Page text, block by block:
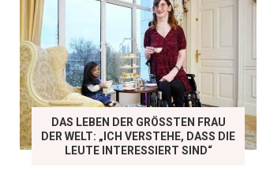
DAS LEBEN DER GRÖSSTEN FRAU D
ER WELT: „ICH VERSTEHE, DASS DIE L
EUTE INTERESSIERT SIND“